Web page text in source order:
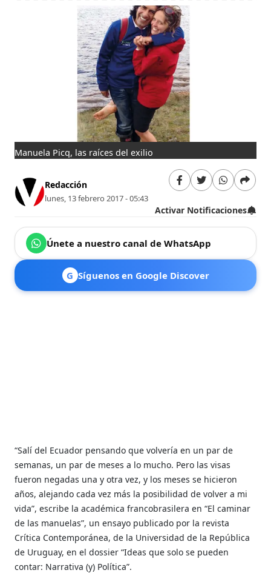
Manuela Picq, las raíces del exilio
Redacción
lunes, 13 febrero 2017 - 05:43
Activar Notificaciones
Únete a nuestro canal de WhatsApp
G Síguenos en Google Discover
“Salí del Ecuador pensando que volvería en un par de
semanas, un par de meses a lo mucho. Pero las visas
fueron negadas una y otra vez, y los meses se hicieron
años, alejando cada vez más la posibilidad de volver a mi
vida”, escribe la académica francobrasilera en “El caminar
de las manuelas”, un ensayo publicado por la revista
Crítica Contemporánea, de la Universidad de la República
de Uruguay, en el dossier “Ideas que solo se pueden
contar: Narrativa (y) Política”.